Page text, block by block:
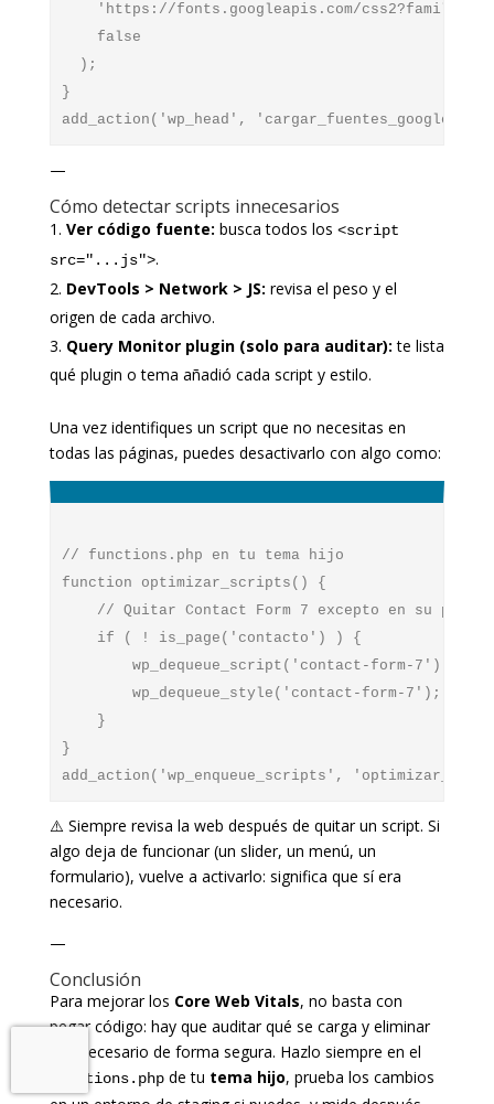
'https://fonts.googleapis.com/
    false
  );
}
—
Cómo detectar scripts innecesarios
Ver código fuente: busca todos los <script
src="...js">.
DevTools > Network > JS: revisa el peso y el
origen de cada archivo.
Query Monitor plugin (solo para auditar): te lista
qué plugin o tema añadió cada script y estilo.
Una vez identifiques un script que no necesitas en
todas las páginas, puedes desactivarlo con algo como:
// functions.php en tu tema hijo
function optimizar_scripts() {
    // Quitar Contact Form 7 excepto en su página
    if ( ! is_page('contacto') ) {
        wp_dequeue_script('contact-form-7');
        wp_dequeue_style('contact-form-7');
    }
}
⚠️ Siempre revisa la web después de quitar un script. Si
algo deja de funcionar (un slider, un menú, un
formulario), vuelve a activarlo: significa que sí era
necesario.
—
Conclusión
Para mejorar los Core Web Vitals, no basta con
pegar código: hay que auditar qué se carga y eliminar
lo innecesario de forma segura. Hazlo siempre en el
functions.phpde tu tema hijo, prueba los cambios